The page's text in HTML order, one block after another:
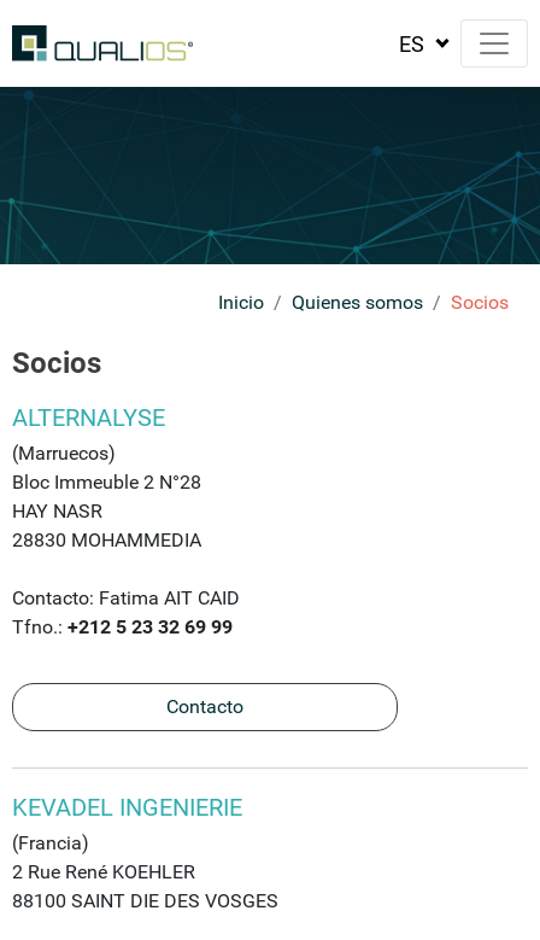
Inicio Quienes somos Socios
Socios
ALTERNALYSE
(Marruecos)
Bloc Immeuble 2 N°28
HAY NASR
28830 MOHAMMEDIA
Contacto: Fatima AIT CAID
Tfno.: +212 5 23 32 69 99
Contacto
KEVADEL INGENIERIE
(Francia)
2 Rue René KOEHLER
88100 SAINT DIE DES VOSGES